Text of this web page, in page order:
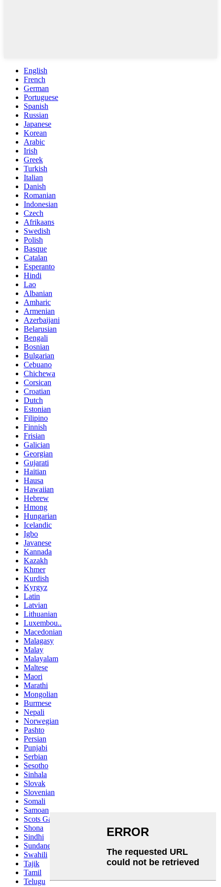
English
French
German
Portuguese
Spanish
Russian
Japanese
Korean
Arabic
Irish
Greek
Turkish
Italian
Danish
Romanian
Indonesian
Czech
Afrikaans
Swedish
Polish
Basque
Catalan
Esperanto
Hindi
Lao
Albanian
Amharic
Armenian
Azerbaijani
Belarusian
Bengali
Bosnian
Bulgarian
Cebuano
Chichewa
Corsican
Croatian
Dutch
Estonian
Filipino
Finnish
Frisian
Galician
Georgian
Gujarati
Haitian
Hausa
Hawaiian
Hebrew
Hmong
Hungarian
Icelandic
Igbo
Javanese
Kannada
Kazakh
Khmer
Kurdish
Kyrgyz
Latin
Latvian
Lithuanian
Luxembou..
Macedonian
Malagasy
Malay
Malayalam
Maltese
Maori
Marathi
Mongolian
Burmese
Nepali
Norwegian
Pashto
Persian
Punjabi
Serbian
Sesotho
Sinhala
Slovak
Slovenian
Somali
Samoan
Scots Gaelic
Shona
Sindhi
Sundanese
Swahili
Tajik
Tamil
Telugu